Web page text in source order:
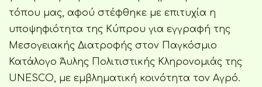
τόπου μας, αφού στέφθηκε με επιτυχία η
υποψηφιότητα της Κύπρου για εγγραφή της
Μεσογειακής Διατροφής στον Παγκόσμιο
Κατάλογο Άυλης Πολιτιστικής Κληρονομιάς της
UNESCO, με εμβληματική κοινότητα τον Αγρό.